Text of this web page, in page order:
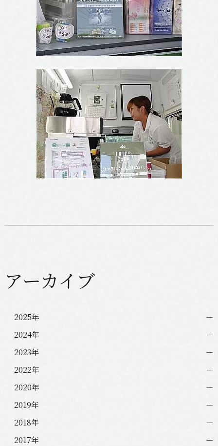
アーカイブ
2025年
2024年
2023年
2022年
2020年
2019年
2018年
2017年